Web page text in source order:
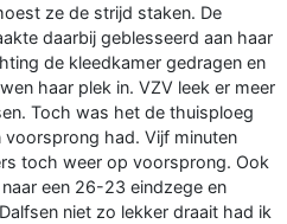
ze de strijd staken. De
daarbij geblesseerd aan haar
de kleedkamer gedragen en
haar plek in. VZV leek er meer
Toch was het de thuisploeg
had. Vijf minuten
toch weer op voorsprong. Ook
een 26-23 eindzege en
niet zo lekker draait had ik